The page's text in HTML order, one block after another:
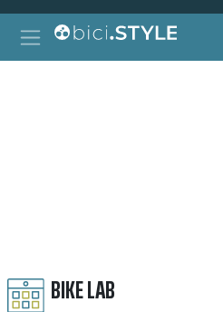
Vai al contenuto
Navigazione principale
Ricerca per:
BIKE LAB